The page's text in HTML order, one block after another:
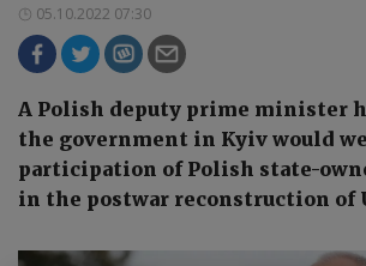
05.10.2022 07:30
A Polish deputy prime minister
the government in Kyiv would
participation of Polish state-
in the postwar reconstruction of